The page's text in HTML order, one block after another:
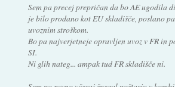
Sem pa precej prepričan da bo AE ugodila
je bilo prodano kot EU skladišče, poslano
uvoznim stroškom.
Bo pa najverjetneje opravljen uvoz v FR in
SI.
Ni glih nateg... ampak tud FR skladišče ni.